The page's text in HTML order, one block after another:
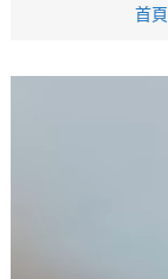
首頁